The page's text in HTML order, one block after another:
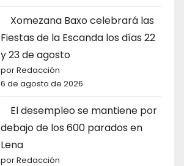
Xomezana Baxo celebrará las
Fiestas de la Escanda los días 22
y 23 de agosto
por Redacción
6 de agosto de 2026
El desempleo se mantiene por
debajo de los 600 parados en
Lena
por Redacción